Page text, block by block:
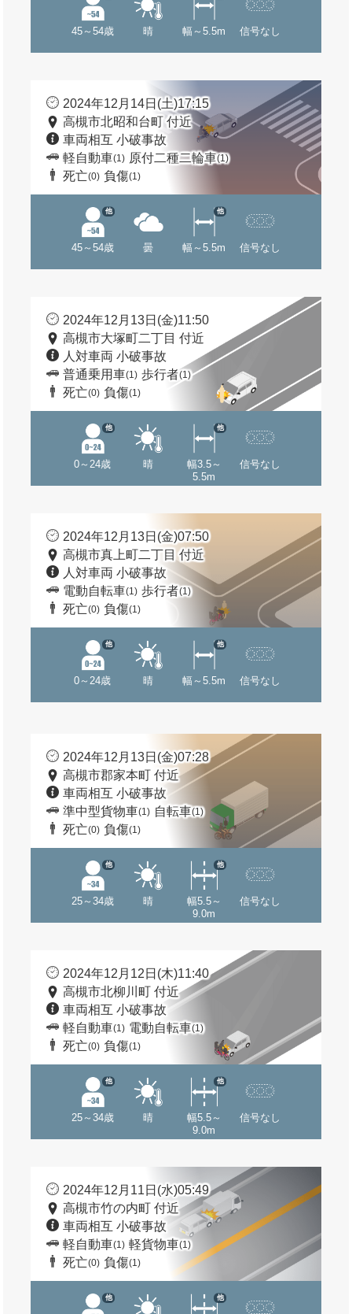
45～54歳 晴 幅～5.5m 信号なし
2024年12月14日(土)17:15
高槻市北昭和台町 付近
車両相互 小破事故
軽自動車(1) 原付二種二輪車(1)
死亡(0) 負傷(1)
45～54歳
他
曇 幅～5.5m
他
信号なし
2024年12月13日(金)11:50
高槻市大塚町二丁目 付近
人対車両 小破事故
普通乗用車(1) 歩行者(1)
死亡(0) 負傷(1)
0～24歳
他
晴
幅3.5～
5.5m
他
信号なし
2024年12月13日(金)07:50
高槻市真上町二丁目 付近
人対車両 小破事故
電動自転車(1) 歩行者(1)
死亡(0) 負傷(1)
0～24歳
他
晴 幅～5.5m
他
信号なし
2024年12月13日(金)07:28
高槻市郡家本町 付近
車両相互 小破事故
準中型貨物車(1) 自転車(1)
死亡(0) 負傷(1)
25～34歳
他
晴
幅5.5～
9.0m
他
信号なし
2024年12月12日(木)11:40
高槻市北柳川町 付近
車両相互 小破事故
軽自動車(1) 電動自転車(1)
死亡(0) 負傷(1)
25～34歳
他
晴
幅5.5～
9.0m
他
信号なし
2024年12月11日(水)05:49
高槻市竹の内町 付近
車両相互 小破事故
軽自動車(1) 軽貨物車(1)
死亡(0) 負傷(1)
他 他